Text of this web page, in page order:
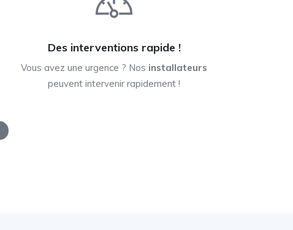
Des interventions rapide !
Vous avez une urgence ? Nos installateurs
peuvent intervenir rapidement !